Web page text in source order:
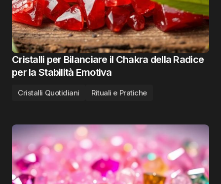
Cristalli per Bilanciare il Chakra della Radice
per la Stabilità Emotiva
Cristalli Quotidiani Rituali e Pratiche